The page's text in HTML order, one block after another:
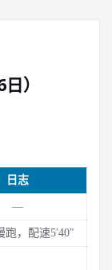
）
日志
—
跑，配速5′40″